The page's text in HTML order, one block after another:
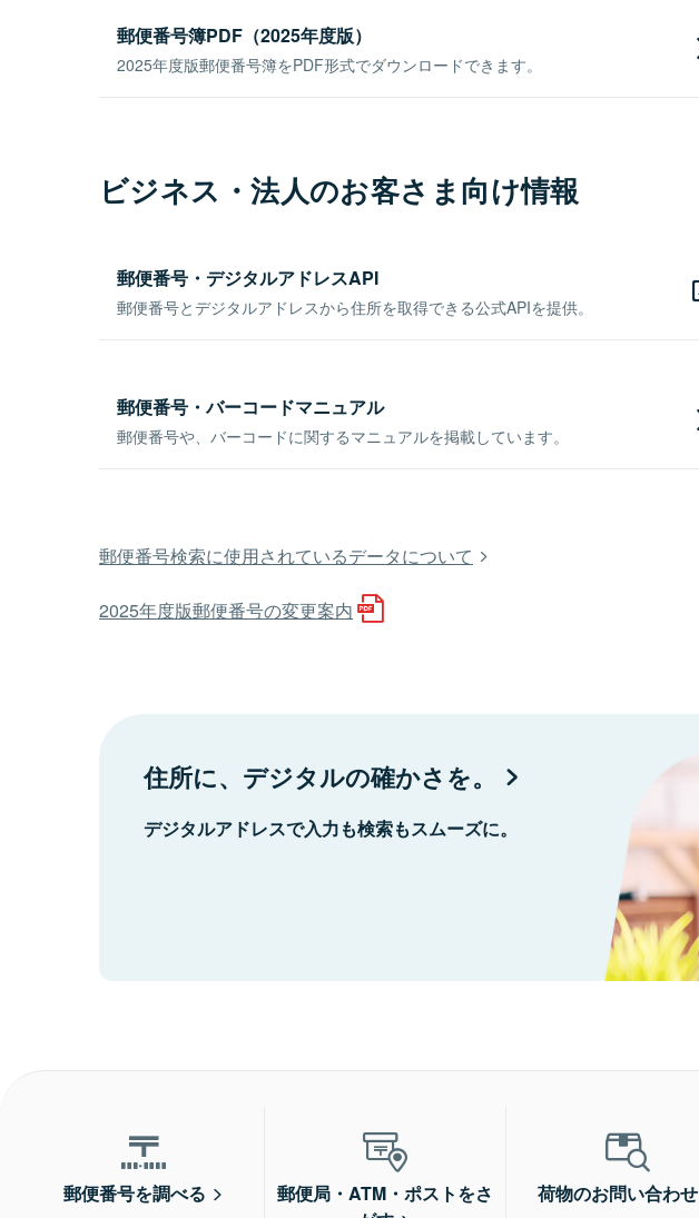
郵便番号簿PDF（2025年度版）
2025年度版郵便番号簿をPDF形式でダウンロードできます。
ビジネス・法人のお客さま向け情報
郵便番号・デジタルアドレスAPI
郵便番号とデジタルアドレスから住所を取得できる公式APIを提供。
郵便番号・バーコードマニュアル
郵便番号や、バーコードに関するマニュアルを掲載しています。
郵便番号検索に使用されているデータについて
2025年度版郵便番号の変更案内
住所に、デジタルの確かさを。
デジタルアドレスで入力も検索もスムーズに。
郵便番号を調べる
郵便局・ATM・ポストをさ
荷物のお問い合わせ